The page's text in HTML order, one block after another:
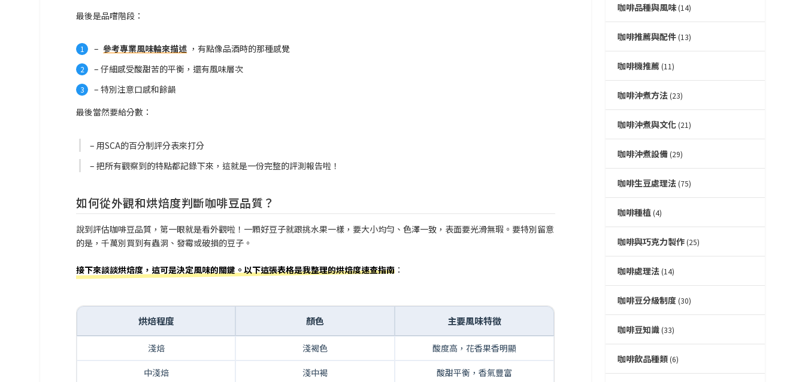
最後是品嚐階段：
– 參考專業風味輪來描述 ，有點像品酒時的那種感覺
– 仔細感受酸甜苦的平衡，還有風味層次
– 特別注意口感和餘韻
最後當然要給分數：
– 用SCA的百分制評分表來打分
– 把所有觀察到的特點都記錄下來，這就是一份完整的評測報告啦！
如何從外觀和烘焙度判斷咖啡豆品質？
說到評估咖啡豆品質，第一眼就是看外觀啦！一顆好豆子就跟挑水果一樣，要大小均勻、色澤一致，表面要光滑無瑕。要特別留意
的是，千萬別買到有蟲洞、發霉或破損的豆子。
接下來談談烘焙度，這可是決定風味的關鍵。以下這張表格是我整理的烘焙度速查指南 ：
烘焙程度 顏色 主要風味特徵
淺焙 淺褐色 酸度高，花香果香明顯
中淺焙 淺中褐 酸甜平衡，香氣豐富
咖啡品種與風味(14)
咖啡推薦與配件(13)
咖啡機推薦(11)
咖啡沖煮方法(23)
咖啡沖煮與文化(21)
咖啡沖煮設備(29)
咖啡生豆處理法(75)
咖啡種植 (4)
咖啡與巧克力製作(25)
咖啡處理法(14)
咖啡豆分級制度(30)
咖啡豆知識(33)
咖啡飲品種類(6)